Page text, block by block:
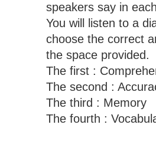
speakers say in
You will listen to a
choose the correct
the space provided.
The first :
The second :
The third : Memory
The fourth :